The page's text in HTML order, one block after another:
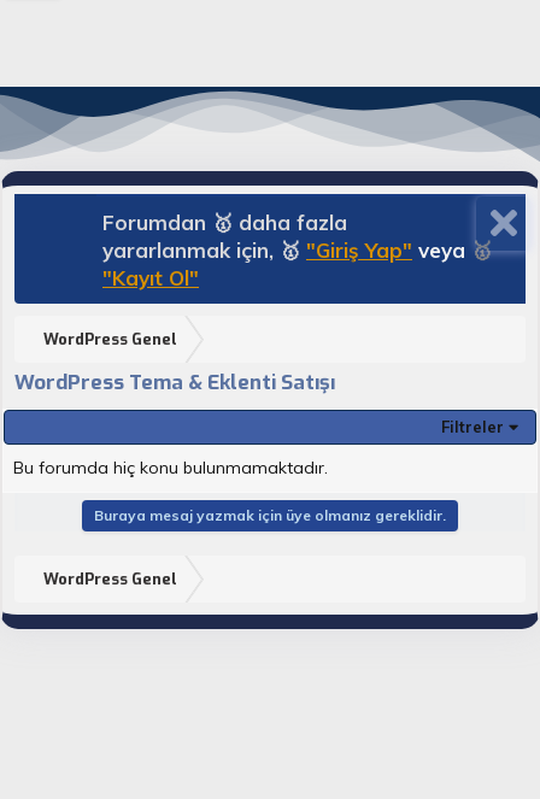
Forumdan 🥇 daha fazla
yararlanmak için, 🥇 "Giriş Yap" veya 🥇
"Kayıt Ol"
WordPress Genel
WordPress Tema & Eklenti Satışı
Filtreler
Bu forumda hiç konu bulunmamaktadır.
Buraya mesaj yazmak için üye olmanız gereklidir.
WordPress Genel